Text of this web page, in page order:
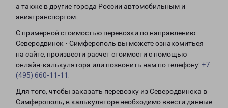
а также в другие города России автомобильным и
авиатранспортом.
С примерной стоимостью перевозки по направлению
Северодвинск - Симферополь вы можете ознакомиться
на сайте, произвести расчет стоимости с помощью
онлайн-калькулятора или позвонить нам по телефону: +7
(495) 660-11-11
Для того, чтобы заказать перевозку из Северодвинска в
Симферополь, в калькуляторе необходимо ввести данные